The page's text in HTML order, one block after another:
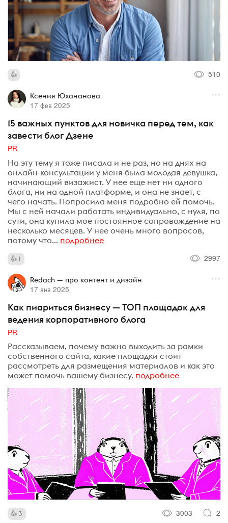
510
Ксения Юхананова
17 фев 2025
15 важных пунктов для новичка перед тем, как
завести блог Дзене
PR
На эту тему я тоже писала и не раз, но на днях на
онлайн-консультации у меня была молодая девушка,
начинающий визажист. У нее еще нет ни одного
блога, ни на одной платформе, и она не знает, с
чего начать. Попросила меня подробно ей помочь.
Мы с ней начали работать индивидуально, с нуля, по
сути, она купила мое постоянное сопровождение на
несколько месяцев. У нее очень много вопросов,
потому что... подробнее
1 2997
Redach — про контент и дизайн
17 янв 2025
Как пиариться бизнесу — ТОП площадок для
ведения корпоративного блога
PR
Рассказываем, почему важно выходить за рамки
собственного сайта, какие площадки стоит
рассмотреть для размещения материалов и как это
может помочь вашему бизнесу. подробнее
3 3003 2